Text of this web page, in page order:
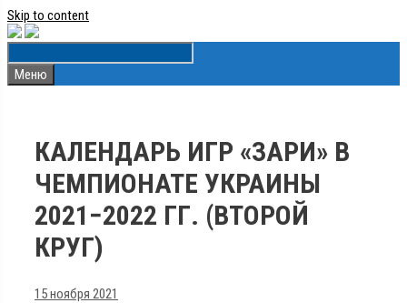
Skip to content
Меню
КАЛЕНДАРЬ ИГР «ЗАРИ» В
ЧЕМПИОНАТЕ УКРАИНЫ
2021−2022 ГГ. (ВТОРОЙ
КРУГ)
15 ноября 2021